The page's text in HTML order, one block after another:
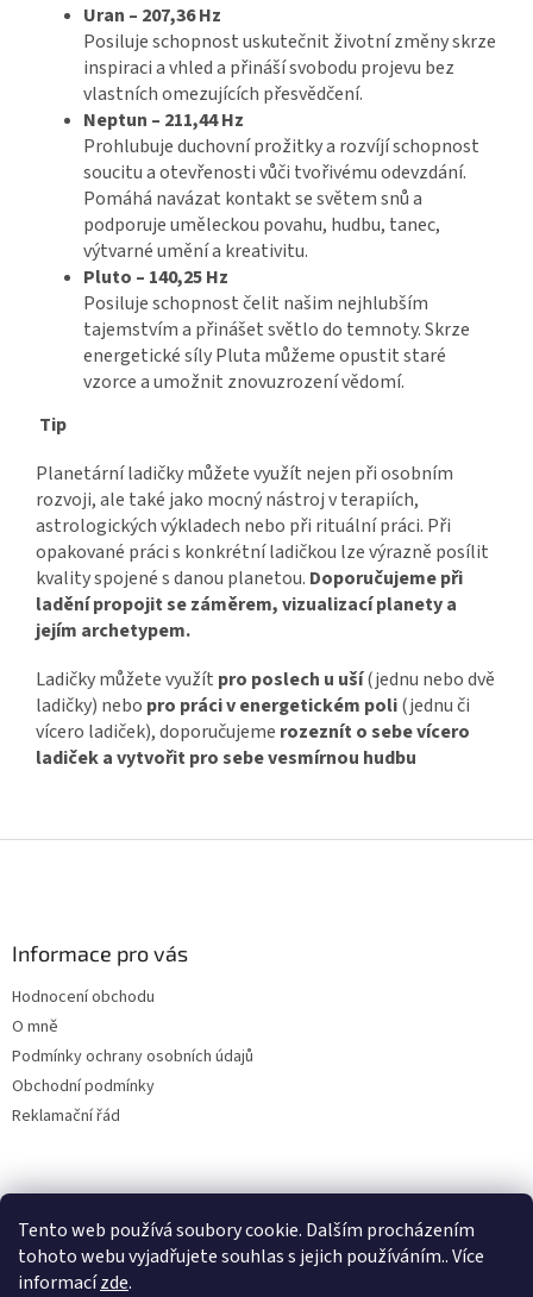
Tento web používá soubory cookie. Dalším procházením
tohoto webu vyjadřujete souhlas s jejich používáním.. Více
informacízde.
Uran – 207,36 Hz
Posiluje schopnost uskutečnit životní změny skrze
inspiraci a vhled a přináší svobodu projevu bez
vlastních omezujících přesvědčení.
Neptun – 211,44 Hz
Prohlubuje duchovní prožitky a rozvíjí schopnost
soucitu a otevřenosti vůči tvořivému odevzdání.
Pomáhá navázat kontakt se světem snů a
podporuje uměleckou povahu, hudbu, tanec,
výtvarné umění a kreativitu.
Pluto – 140,25 Hz
Posiluje schopnost čelit našim nejhlubším
tajemstvím a přinášet světlo do temnoty. Skrze
energetické síly Pluta můžeme opustit staré
vzorce a umožnit znovuzrození vědomí.
Tip
Planetární ladičky můžete využít nejen při osobním
rozvoji, ale také jako mocný nástroj v terapiích,
astrologických výkladech nebo při rituální práci. Při
opakované práci s konkrétní ladičkou lze výrazně posílit
kvality spojené s danou planetou. Doporučujeme při
ladění propojit se záměrem, vizualizací planety a
jejím archetypem.
Ladičky můžete využít pro poslech u uší(jednu nebo dvě
ladičky) nebo pro práci v energetickém poli(jednu či
vícero ladiček), doporučujeme rozeznít o sebe vícero
ladiček a vytvořit pro sebe vesmírnou hudbu
Informace pro vás
Hodnocení obchodu
O mně
Podmínky ochrany osobních údajů
Obchodní podmínky
Reklamační řád